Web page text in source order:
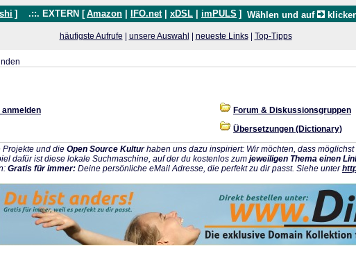
] .::. EXTERN [ Amazon IFO.net xDSL imPULS ] Wählen und auf
häufigste Aufrufe unsere Auswahl neueste Links| Top-Tipps
anmelden
Forum & Diskussionsgruppen
Übersetzungen (Dictionary)
Projekte und die Open Source Kulturhaben uns dazu inspiriert: Wir möchten, dass
dafür ist diese lokale Suchmaschine, auf der du kostenlos zum jeweiligen Thema einen
Gratis für immer: Deine persönliche eMail Adresse, die perfekt zu dir passt. Siehe unter